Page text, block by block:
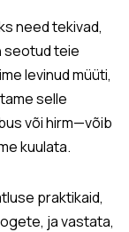
need tekivad,
seotud teie
levinud müüti,
selle
või hirm—võib
kuulata.
praktikaid,
ja vastata,